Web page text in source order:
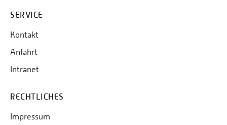
SERVICE
Kontakt
Anfahrt
Intranet
RECHTLICHES
Impressum